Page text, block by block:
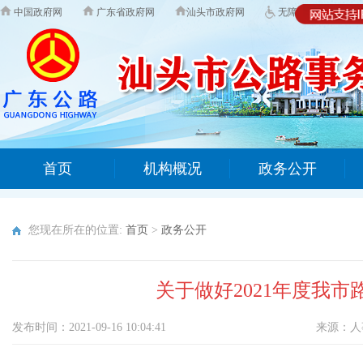
中国政府网 广东省政府网 汕头市政府网 无障碍版
首页 机构概况 政务公开
您现在所在的位置: 首页 > 政务公开
关于做好2021年度我市
发布时间：2021-09-16 10:04:41 来源：